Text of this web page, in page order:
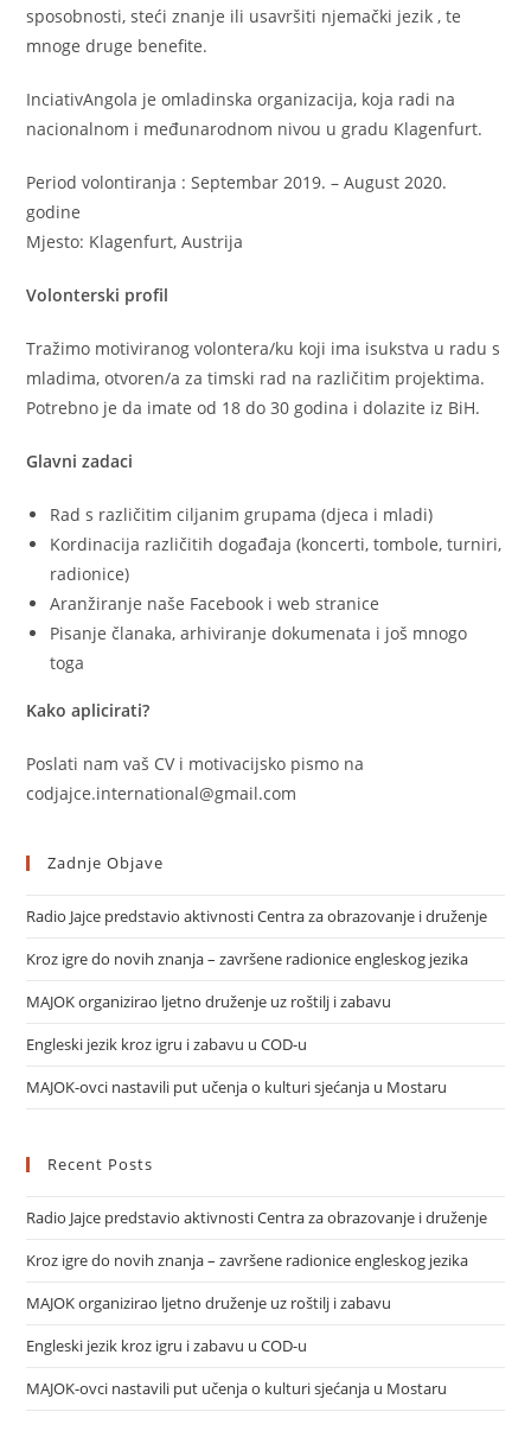
sposobnosti, steći znanje ili usavršiti njemački jezik , te
mnoge druge benefite.
InciativAngola je omladinska organizacija, koja radi na
nacionalnom i međunarodnom nivou u gradu Klagenfurt.
Period volontiranja : Septembar 2019. – August 2020.
godine
Mjesto: Klagenfurt, Austrija
Volonterski profil
Tražimo motiviranog volontera/ku koji ima isukstva u radu s
mladima, otvoren/a za timski rad na različitim projektima.
Potrebno je da imate od 18 do 30 godina i dolazite iz BiH.
Glavni zadaci
Rad s različitim ciljanim grupama (djeca i mladi)
Kordinacija različitih događaja (koncerti, tombole, turniri,
radionice)
Aranžiranje naše Facebook i web stranice
Pisanje članaka, arhiviranje dokumenata i još mnogo
toga
Kako aplicirati?
Poslati nam vaš CV i motivacijsko pismo na
codjajce.international@gmail.com
Zadnje Objave
Radio Jajce predstavio aktivnosti Centra za obrazovanje i druženje
Kroz igre do novih znanja – završene radionice engleskog jezika
MAJOK organizirao ljetno druženje uz roštilj i zabavu
Engleski jezik kroz igru i zabavu u COD-u
MAJOK-ovci nastavili put učenja o kulturi sjećanja u Mostaru
Recent Posts
Radio Jajce predstavio aktivnosti Centra za obrazovanje i druženje
Kroz igre do novih znanja – završene radionice engleskog jezika
MAJOK organizirao ljetno druženje uz roštilj i zabavu
Engleski jezik kroz igru i zabavu u COD-u
MAJOK-ovci nastavili put učenja o kulturi sjećanja u Mostaru